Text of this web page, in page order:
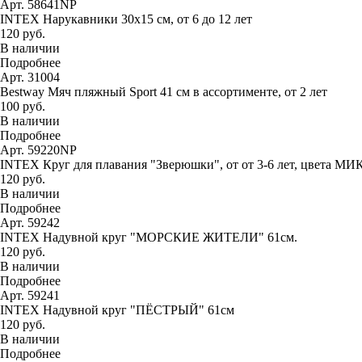
Арт. 58641NP
INTEX Нарукавники 30х15 см, от 6 до 12 лет
120 руб.
В наличии
Подробнее
Арт. 31004
Bestway Мяч пляжный Sport 41 см в ассортименте, от 2 лет
100 руб.
В наличии
Подробнее
Арт. 59220NP
INTEX Круг для плавания "Зверюшки", от от 3-6 лет, цвета
120 руб.
В наличии
Подробнее
Арт. 59242
INTEX Надувной круг "МОРСКИЕ ЖИТЕЛИ" 61см.
120 руб.
В наличии
Подробнее
Арт. 59241
INTEX Надувной круг "ПЁСТРЫЙ" 61см
120 руб.
В наличии
Подробнее